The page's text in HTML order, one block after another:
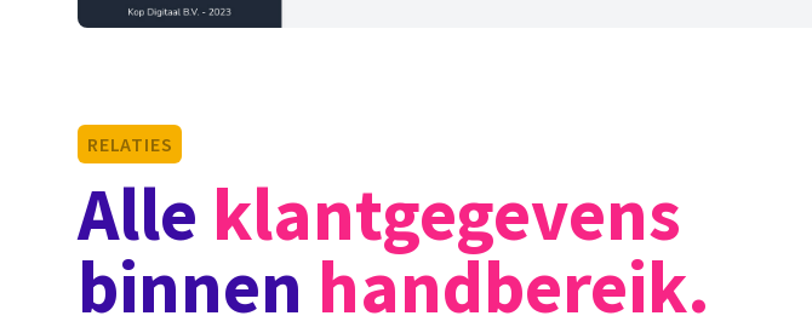
RELATIES
Alle klantgegevens
binnen handbereik.